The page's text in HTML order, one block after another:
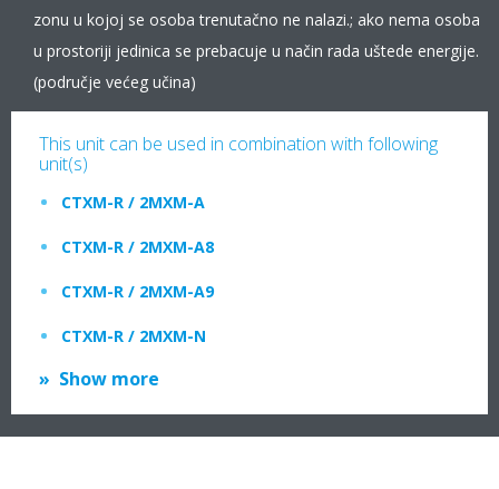
zonu u kojoj se osoba trenutačno ne nalazi.; ako nema osoba
u prostoriji jedinica se prebacuje u način rada uštede energije.
(područje većeg učina)
This unit can be used in combination with following
unit(s)
CTXM-R / 2MXM-A
CTXM-R / 2MXM-A8
CTXM-R / 2MXM-A9
CTXM-R / 2MXM-N
Show more